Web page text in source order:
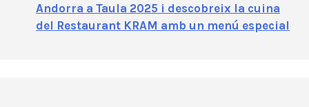
Andorra a Taula 2025 i descobreix la cuina
del Restaurant KRAM amb un menú especial